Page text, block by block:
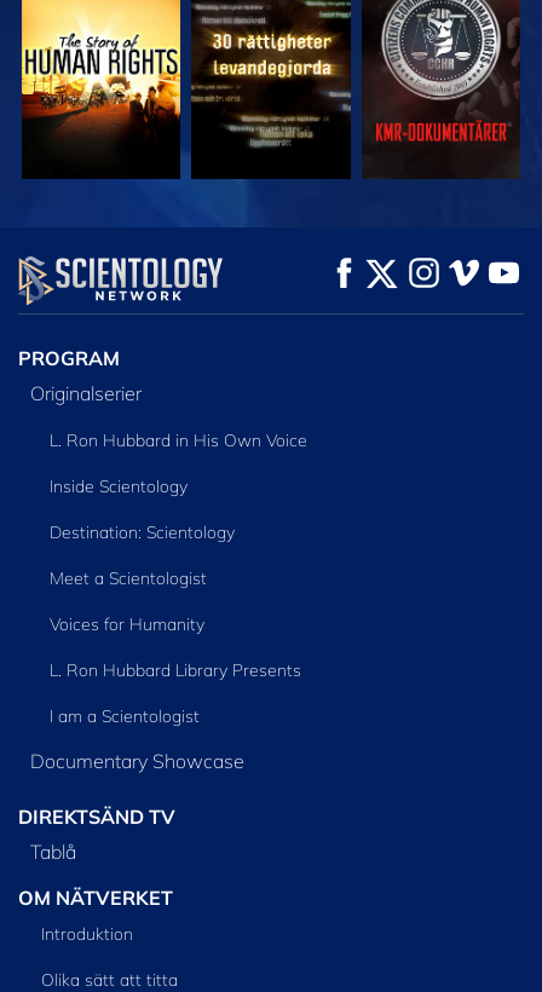
TITTA TITTA TITTA
TITTA
UTFORSKA
SERIEN
PROGRAM
Originalserier
L. Ron Hubbard in His Own Voice
Inside Scientology
Destination: Scientology
Meet a Scientologist
Voices for Humanity
L. Ron Hubbard Library Presents
I am a Scientologist
Documentary Showcase
DIREKTSÄND TV
Tablå
OM NÄTVERKET
Introduktion
Olika sätt att titta